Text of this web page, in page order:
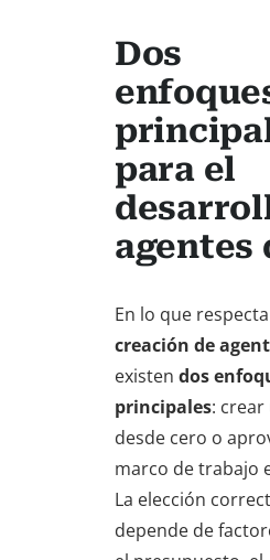
Dos
para el
agentes
En lo que
creación de
existen dos
principales: crear
desde cero o
marco de trabajo
La elección
depende de